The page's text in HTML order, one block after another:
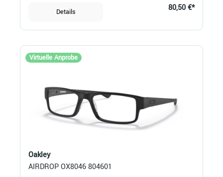
Details 80,50 €*
Virtuelle Anprobe
Oakley
AIRDROP OX8046 804601